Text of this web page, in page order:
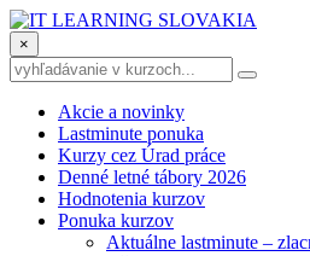
×
Akcie a novinky
Lastminute ponuka
Kurzy cez Úrad práce
Denné letné tábory 2026
Hodnotenia kurzov
Ponuka kurzov
Aktuálne lastminute –